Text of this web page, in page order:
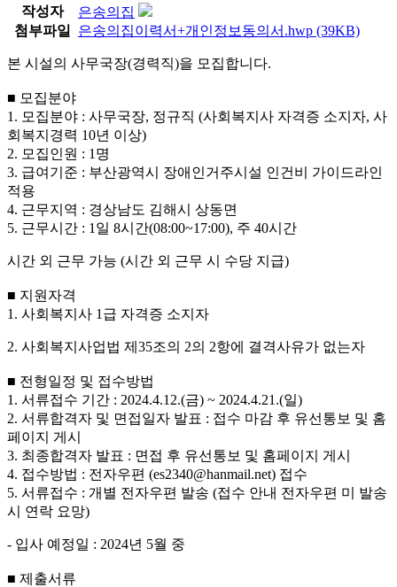
작성자
은송의집
첨부파일
은송의집이력서+개인정보동의서.hwp (39KB)
본 시설의 사무국장(경력직)을 모집합니다.
■ 모집분야
1. 모집분야 : 사무국장, 정규직 (사회복지사 자격증 소지자, 사
회복지경력 10년 이상)
2. 모집인원 : 1 명
3. 급여기준 : 부산광역시 장애인거주시설 인건비 가이드라인
적용
4. 근무지역 : 경상남도 김해시 상동면
5. 근무시간 : 1 일 8시간(08:00~17:00), 주 40시간
시간 외 근무 가능 (시간 외 근무 시 수당 지급)
■ 지원자격
1. 사회복지사 1급 자격증 소지자
2. 사회복지사업법 제 35조의 2의 2항에 결격사유가 없는자
■ 전형일정 및 접수방법
1. 서류접수 기간 : 2024.4.12.(금) ~ 2024.4.21.(일)
2. 서류합격자 및 면접일자 발표 : 접수 마감 후 유선통보 및 홈
페이지 게시
3. 최종합격자 발표 : 면접 후 유선통보 및 홈페이지 게시
4. 접수방법 : 전자우편 (es2340@hanmail.net) 접수
5. 서류접수 : 개별 전자우편 발송 (접수 안내 전자우편 미 발송
시 연락 요망)
- 입사 예정일 : 2024년 5월 중
■ 제출서류